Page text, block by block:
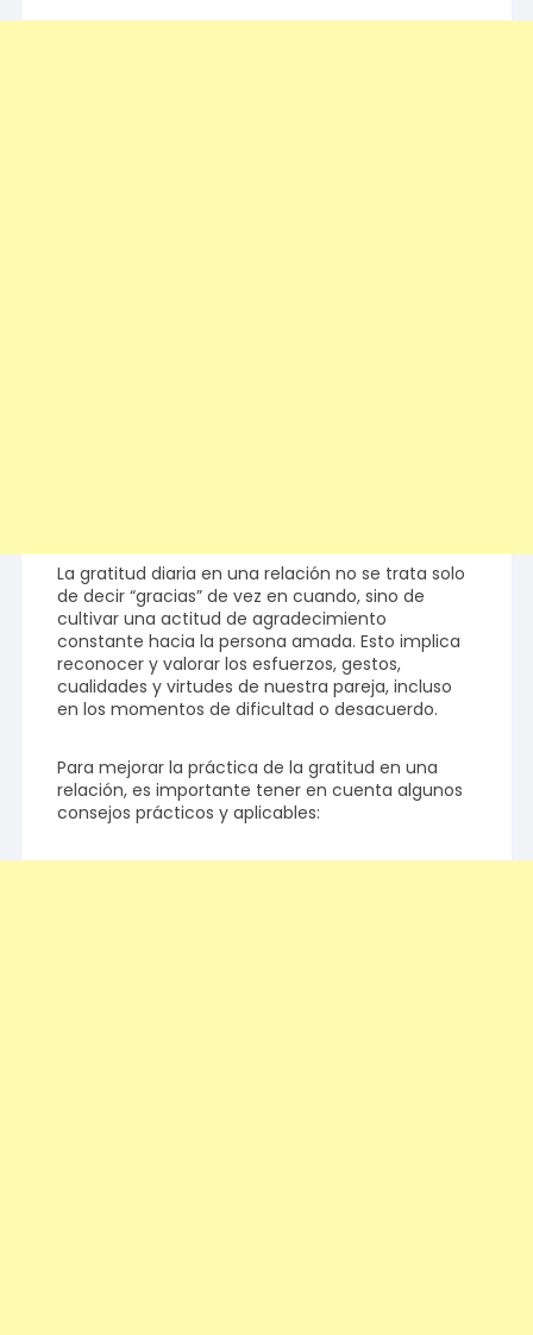
La gratitud diaria en una relación no se trata solo
de decir “gracias” de vez en cuando, sino de
cultivar una actitud de agradecimiento
constante hacia la persona amada. Esto implica
reconocer y valorar los esfuerzos, gestos,
cualidades y virtudes de nuestra pareja, incluso
en los momentos de dificultad o desacuerdo.
Para mejorar la práctica de la gratitud en una
relación, es importante tener en cuenta algunos
consejos prácticos y aplicables: